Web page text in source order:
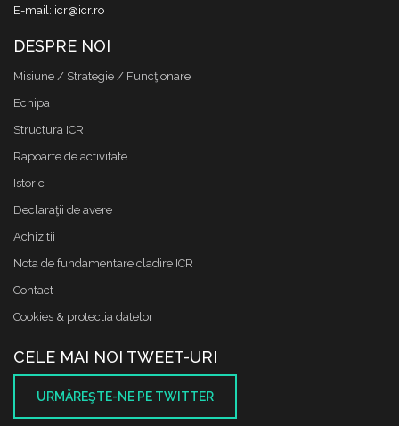
E-mail: icr@icr.ro
DESPRE NOI
Misiune / Strategie / Funcţionare
Echipa
Structura ICR
Rapoarte de activitate
Istoric
Declaraţii de avere
Achizitii
Nota de fundamentare cladire ICR
Contact
Cookies & protectia datelor
CELE MAI NOI TWEET-URI
URMĂREŞTE-NE PE TWITTER